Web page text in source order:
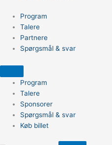
Program
Talere
Partnere
Spørgsmål & svar
Program
Talere
Sponsorer
Spørgsmål & svar
Køb billet